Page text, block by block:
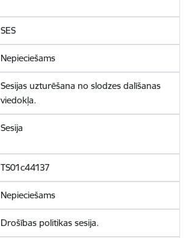
SES
Nepieciešams
Sesijas uzturēšana no slodzes dalīšanas
viedokļa.
Sesija
TS01c44137
Nepieciešams
Drošības politikas sesija.